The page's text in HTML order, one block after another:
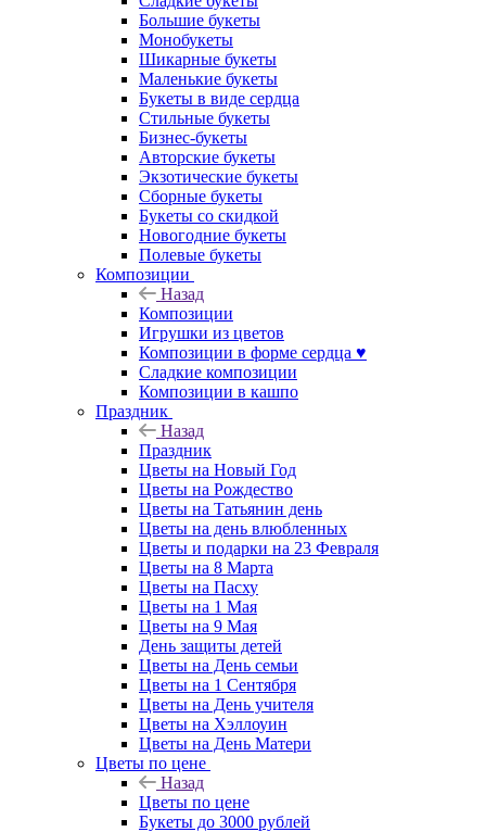
Большие букеты
Монобукеты
Шикарные букеты
Маленькие букеты
Букеты в виде сердца
Стильные букеты
Бизнес-букеты
Авторские букеты
Экзотические букеты
Сборные букеты
Букеты со скидкой
Новогодние букеты
Полевые букеты
Композиции
Назад
Композиции
Игрушки из цветов
Композиции в форме сердца ♥
Сладкие композиции
Композиции в кашпо
Праздник
Назад
Праздник
Цветы на Новый Год
Цветы на Рождество
Цветы на Татьянин день
Цветы на день влюбленных
Цветы и подарки на 23 Февраля
Цветы на 8 Марта
Цветы на Пасху
Цветы на 1 Мая
Цветы на 9 Мая
День защиты детей
Цветы на День семьи
Цветы на 1 Сентября
Цветы на День учителя
Цветы на Хэллоуин
Цветы на День Матери
Цветы по цене
Назад
Цветы по цене
Букеты до 3000 рублей